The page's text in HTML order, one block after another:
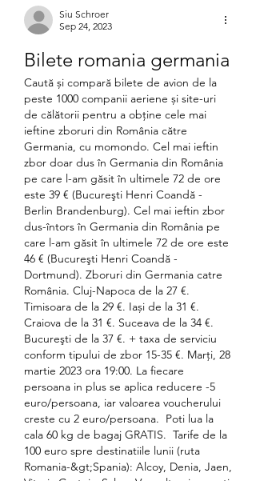
Siu Schroer
Sep 24, 2023
Bilete romania germania
Caută și compară bilete de avion de la
peste 1000 companii aeriene și site-uri
de călătorii pentru a obține cele mai
ieftine zboruri din România către
Germania, cu momondo. Cel mai ieftin
zbor doar dus în Germania din România
pe care l-am găsit în ultimele 72 de ore
este 39 € (Bucureşti Henri Coandă -
Berlin Brandenburg). Cel mai ieftin zbor
dus-întors în Germania din România pe
care l-am găsit în ultimele 72 de ore este
46 € (Bucureşti Henri Coandă -
Dortmund). Zboruri din Germania catre
România. Cluj-Napoca de la 27 €.
Timisoara de la 29 €. Iași de la 31 €.
Craiova de la 31 €. Suceava de la 34 €.
Bucureşti de la 37 €. + taxa de serviciu
conform tipului de zbor 15-35 €. Marți, 28
martie 2023 ora 19:00. La fiecare
persoana in plus se aplica reducere -5
euro/persoana, iar valoarea voucherului
creste cu 2 euro/persoana. ️ Poti lua la
cala 60 kg de bagaj GRATIS. ️ Tarife de la
100 euro spre destinatiile lunii (ruta
Romania-&gt;Spania): Alcoy, Denia, Jaen,